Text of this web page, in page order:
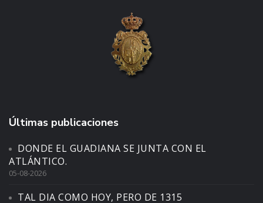
Últimas publicaciones
DONDE EL GUADIANA SE JUNTA CON EL
ATLÁNTICO.
05-08-2026
TAL DIA COMO HOY, PERO DE 1315